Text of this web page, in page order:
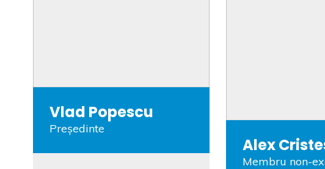
Vlad Popescu
Președinte
Alex
Membru non-